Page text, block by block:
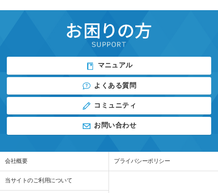
マニュアル
よくある質問
コミュニティ
お問い合わせ
会社概要 プライバシーポリシー
当サイトのご利用について